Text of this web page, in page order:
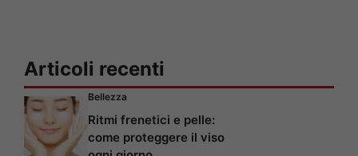
Articoli recenti
Bellezza
Ritmi frenetici e pelle:
come proteggere il viso